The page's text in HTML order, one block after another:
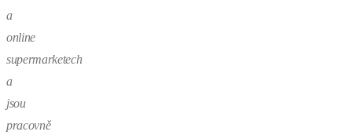
a
online
supermarketech
a
jsou
pracovně